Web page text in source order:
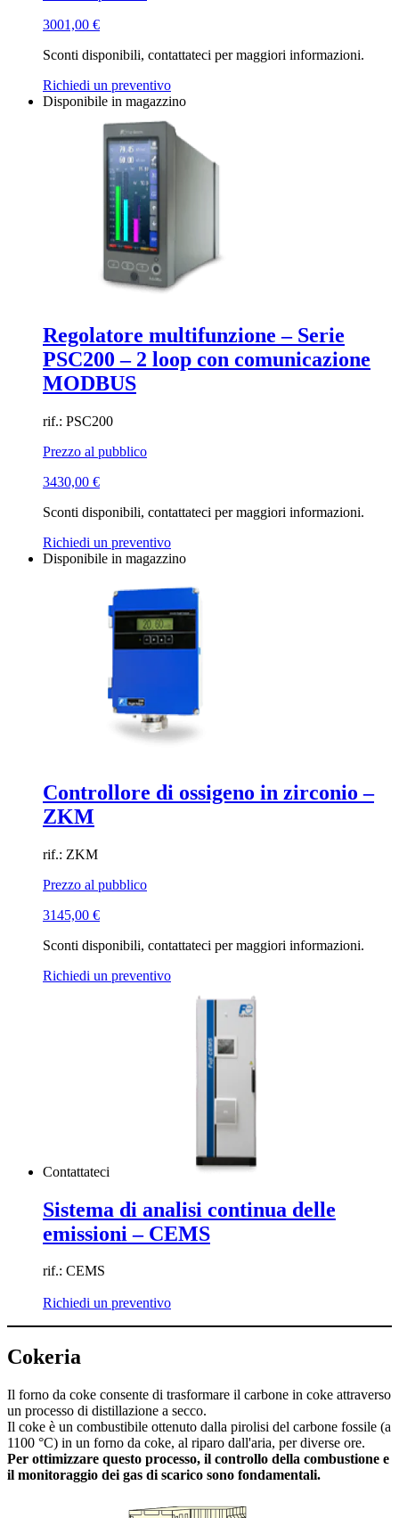
3001,00 €
Sconti disponibili, contattateci per maggiori informazioni.
Richiedi un preventivo
Disponibile in magazzino
Regolatore multifunzione – Serie
PSC200 – 2 loop con comunicazione
MODBUS
rif.: PSC200
Prezzo al pubblico
3430,00 €
Sconti disponibili, contattateci per maggiori informazioni.
Richiedi un preventivo
Disponibile in magazzino
Controllore di ossigeno in zirconio –
ZKM
rif.: ZKM
Prezzo al pubblico
3145,00 €
Sconti disponibili, contattateci per maggiori informazioni.
Richiedi un preventivo
Contattateci
Sistema di analisi continua delle
emissioni – CEMS
rif.: CEMS
Richiedi un preventivo
Cokeria
Il forno da coke consente di trasformare il carbone in coke attraverso
un processo di distillazione a secco.
Il coke è un combustibile ottenuto dalla pirolisi del carbone fossile (a
1100 °C) in un forno da coke, al riparo dall'aria, per diverse ore.
Per ottimizzare questo processo, il controllo della combustione e
il monitoraggio dei gas di scarico sono fondamentali.